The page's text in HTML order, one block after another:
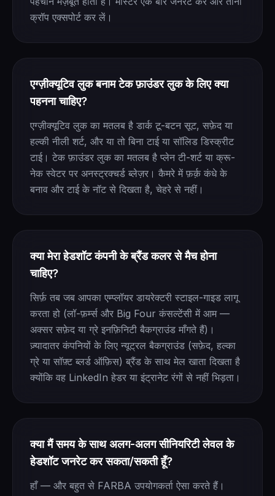
क्रॉप एक्सपोर्ट कर लें।
एग्ज़ीक्यूटिव लुक बनाम टेक फ़ाउंडर लुक के लिए क्या
पहनना चाहिए?
एग्ज़ीक्यूटिव लुक का मतलब है डार्क टू-बटन सूट, सफ़ेद या
हल्की नीली शर्ट, और या तो बिना टाई या सॉलिड डिस्क्रीट
टाई। टेक फ़ाउंडर लुक का मतलब है प्लेन टी-शर्ट या क्रू-
नेक स्वेटर पर अनस्ट्रक्चर्ड ब्लेज़र। कैमरे में फ़र्क़ कंधे के
बनाव और टाई के नॉट से दिखता है, चेहरे से नहीं।
क्या मेरा हेडशॉट कंपनी के ब्रैंड कलर से मैच होना
चाहिए?
सिर्फ़ तब जब आपका एम्प्लॉयर डायरेक्टरी स्टाइल-गाइड लागू
करता हो (लॉ-फ़र्म्स और Big Four कंसल्टेंसी में आम —
अक्सर सफ़ेद या ग्रे इनफ़िनिटी बैकग्राउंड माँगते हैं)।
ज़्यादातर कंपनियों के लिए न्यूट्रल बैकग्राउंड (सफ़ेद, हल्का
ग्रे या सॉफ़्ट ब्लर्ड ऑफ़िस) ब्रैंड के साथ मेल खाता दिखता है
क्योंकि वह LinkedIn हेडर या इंट्रानेट रंगों से नहीं भिड़ता।
क्या मैं समय के साथ अलग-अलग सीनियरिटी लेवल के
हेडशॉट जनरेट कर सकता/सकती हूँ?
हाँ — और बहुत से FARBA उपयोगकर्ता ऐसा करते हैं।